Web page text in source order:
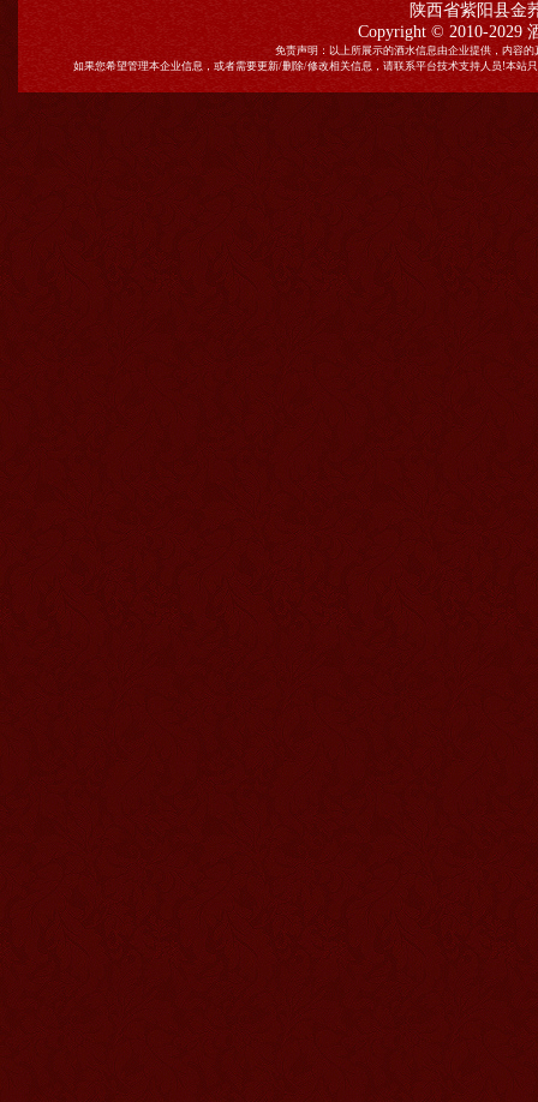
陕西省紫阳县金
Copyright © 2010-2029
免责声明：以上所展示的酒水信息由企业提供，内容
如果您希望管理本企业信息，或者需要更新/删除/修改相关信息，请联系平台技术支持人员!本